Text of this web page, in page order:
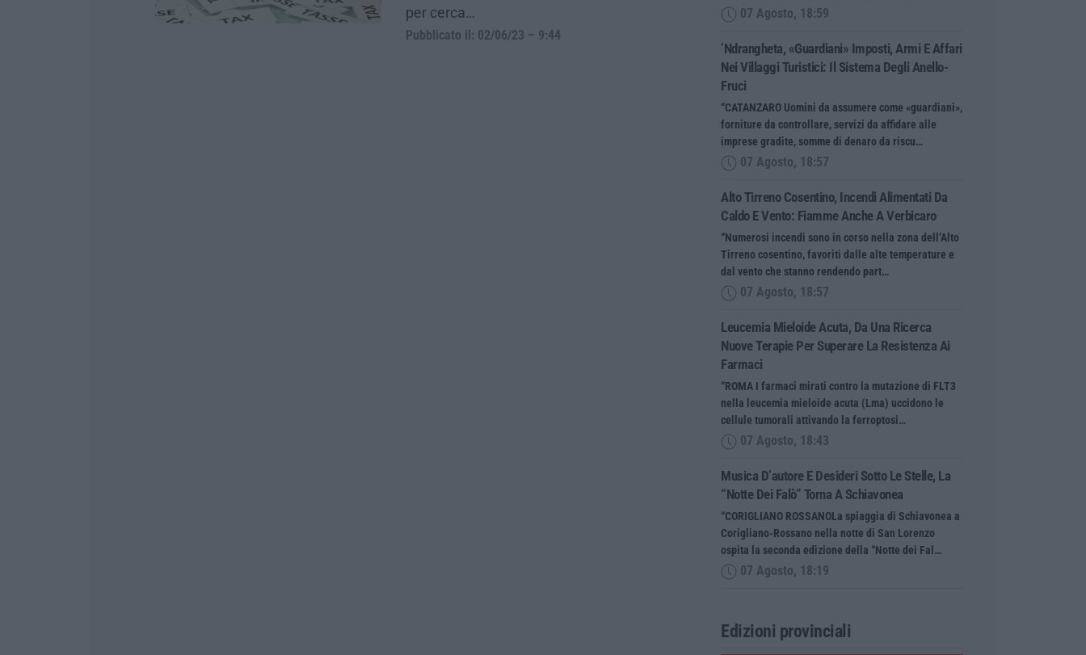
per cerca…
Pubblicato il: 02/06/23 – 9:44
07 Agosto, 18:59
’Ndrangheta, «guardiani» Imposti, Armi E Affari
Nei Villaggi Turistici: Il Sistema Degli Anello-
Fruci
“CATANZARO Uomini da assumere come «guardiani»,
forniture da controllare, servizi da affidare alle
imprese gradite, somme di denaro da riscu…
07 Agosto, 18:57
Alto Tirreno Cosentino, Incendi Alimentati Da
Caldo E Vento: Fiamme Anche A Verbicaro
“Numerosi incendi sono in corso nella zona dell’Alto
Tirreno cosentino, favoriti dalle alte temperature e
dal vento che stanno rendendo part…
07 Agosto, 18:57
Leucemia Mieloide Acuta, Da Una Ricerca
Nuove Terapie Per Superare La Resistenza Ai
Farmaci
“ROMA I farmaci mirati contro la mutazione di FLT3
nella leucemia mieloide acuta (Lma) uccidono le
cellule tumorali attivando la ferroptosi…
07 Agosto, 18:43
Musica D’autore E Desideri Sotto Le Stelle, La
“Notte Dei Falò” Torna A Schiavonea
“CORIGLIANO ROSSANOLa spiaggia di Schiavonea a
Corigliano-Rossano nella notte di San Lorenzo
ospita la seconda edizione della “Notte dei Fal…
07 Agosto, 18:19
Edizioni provinciali